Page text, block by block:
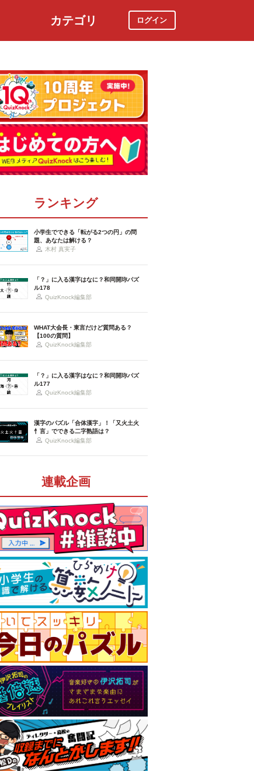
カテゴリ ログイン
ランキング
小学生でできる「転がる2つの円」の問
題、あなたは解ける？
木村 真実子
「？」に入る漢字はなに？和同開珎パズ
ル178
QuizKnock編集部
WHAT大会長・東言だけど質問ある？
【100の質問】
QuizKnock編集部
「？」に入る漢字はなに？和同開珎パズ
ル177
QuizKnock編集部
漢字のパズル「合体漢字」！「又火土火
忄言」でできる二字熟語は？
QuizKnock編集部
連載企画